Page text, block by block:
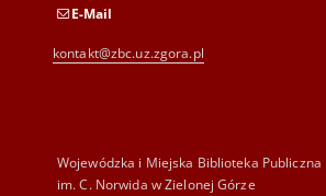
E-Mail
kontakt@zbc.uz.zgora.pl
Wojewódzka i Miejska Biblioteka Publiczna
im. C. Norwida w Zielonej Górze